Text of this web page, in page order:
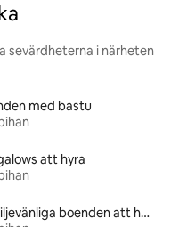
sevärdheterna i närheten
med bastu
att hyra
Familjevänliga boenden att hyra